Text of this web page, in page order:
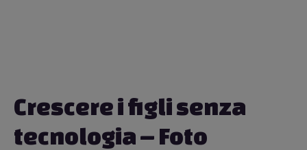
Crescere i figli senza
tecnologia – Foto
articoli